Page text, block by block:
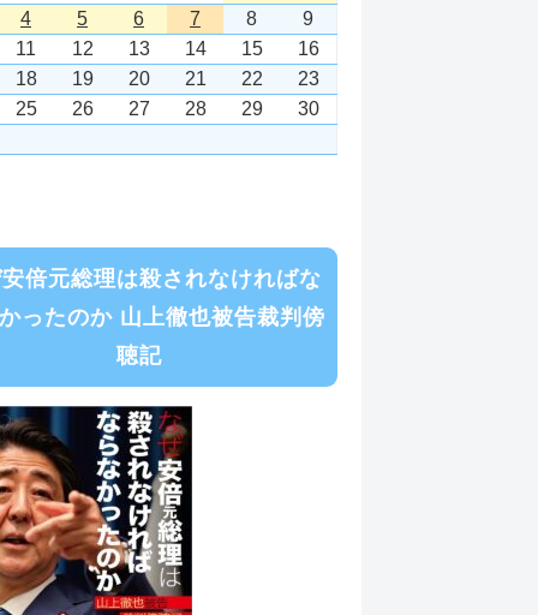
4
5 6 7 8
9
11
12 13 14 15
16
18
19 20 21 22
23
25
26 27 28 29 30
倍元総理は殺されなければな
ったのか 山上徹也被告裁判傍
聴記